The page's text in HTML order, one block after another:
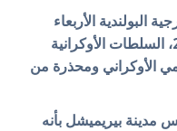
البولندية الأربعاء
الموافق 25 كانون الثاني/يناير 2017، السلطات الأوكرانية
الأوكراني ومحذرة من
مدينة بيريميشل بأنه